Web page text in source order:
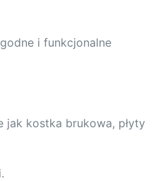
i funkcjonalne
jak kostka brukowa, płyty